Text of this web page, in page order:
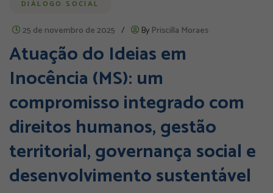
DIÁLOGO SOCIAL
25 de novembro de 2025 / By Priscilla Moraes
Atuação do Ideias em
Inocência (MS): um
compromisso integrado com
direitos humanos, gestão
territorial, governança social e
desenvolvimento sustentável